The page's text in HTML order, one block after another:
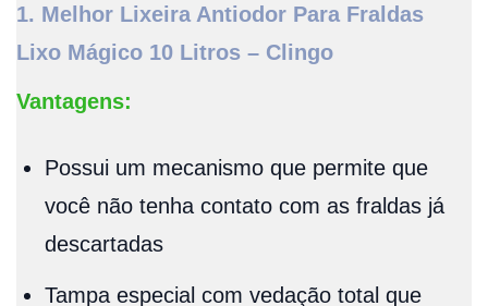
1. Melhor Lixeira Antiodor Para Fraldas
Lixo Mágico 10 Litros – Clingo
Vantagens:
Possui um mecanismo que permite que
você não tenha contato com as fraldas já
descartadas
Tampa especial com vedação total que